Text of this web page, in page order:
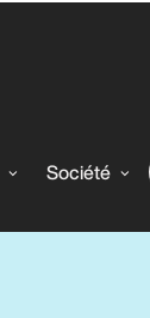
Société